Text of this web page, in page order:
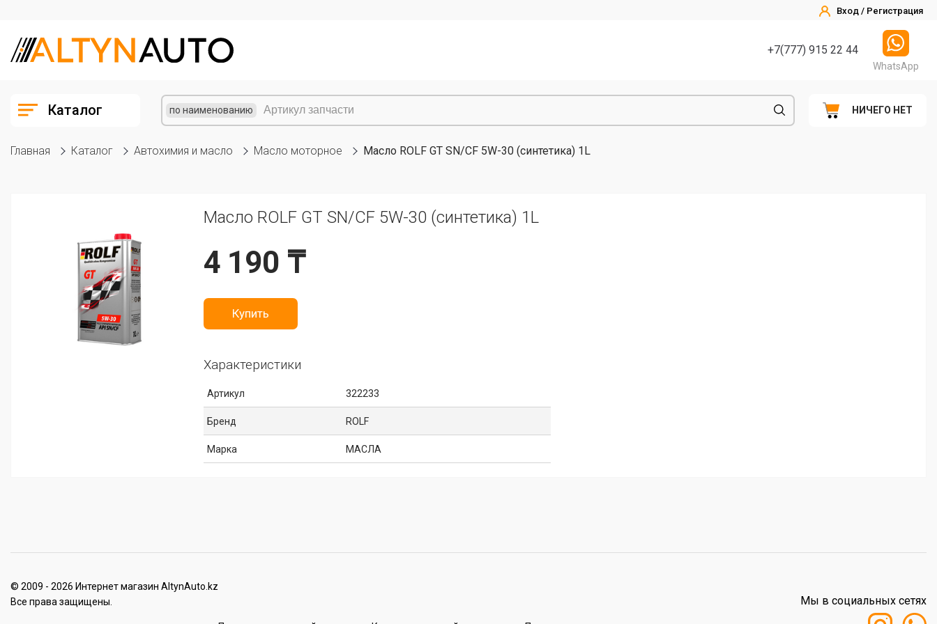
Вход / Регистрация
+7(777) 915 22 44
WhatsApp
Каталог по наименованию НИЧЕГО НЕТ
Главная Каталог Автохимия и масло Масло моторное Масло ROLF GT SN/CF 5W-30 (синтетика) 1L
Масло ROLF GT SN/CF 5W-30 (синтетика) 1L
4 190 ₸
Купить
Характеристики
Артикул 322233
Бренд ROLF
Марка МАСЛА
© 2009 - 2026 Интернет магазин AltynAuto.kz
Все права защищены.
Мы в социальных сетях